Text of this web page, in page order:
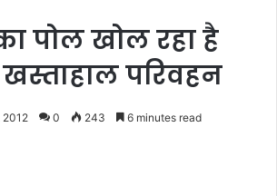
पोल खोल रहा है
खस्ताहाल परिवहन
2012 0 243 6 minutes read